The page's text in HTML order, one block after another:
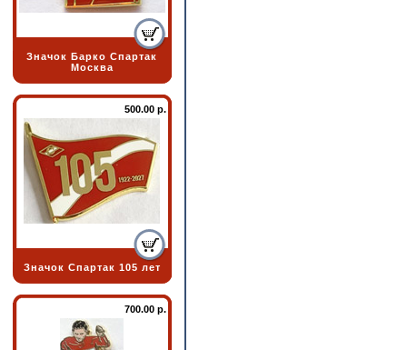
Значок Барко Спартак
Москва
500.00 р.
Значок Спартак 105 лет
700.00 р.